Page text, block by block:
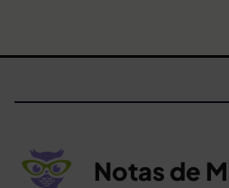
Notas de